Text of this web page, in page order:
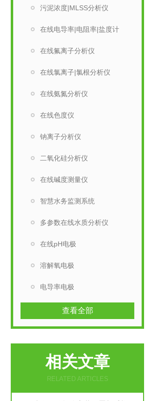
污泥浓度|MLSS分析仪
在线电导率|电阻率|盐度计
在线氟离子分析仪
在线氯离子|氯根分析仪
在线氨氮分析仪
在线色度仪
钠离子分析仪
二氧化硅分析仪
在线碱度测量仪
智慧水务监测系统
多参数在线水质分析仪
在线pH电极
溶解氧电极
电导率电极
查看全部
相关文章
RELATED ARTICLES